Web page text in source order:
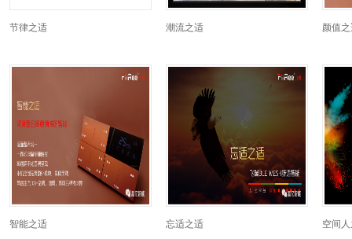
节律之适 潮流之适 颜值
智能之适 忘适之适 空间